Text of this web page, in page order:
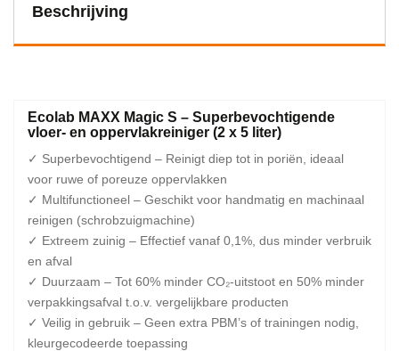
Beschrijving
Ecolab MAXX Magic S – Superbevochtigende
vloer- en oppervlakreiniger (2 x 5 liter)
✓ Superbevochtigend – Reinigt diep tot in poriën, ideaal
voor ruwe of poreuze oppervlakken
✓ Multifunctioneel – Geschikt voor handmatig en machinaal
reinigen (schrobzuigmachine)
✓ Extreem zuinig – Effectief vanaf 0,1%, dus minder verbruik
en afval
✓ Duurzaam – Tot 60% minder CO₂-uitstoot en 50% minder
verpakkingsafval t.o.v. vergelijkbare producten
✓ Veilig in gebruik – Geen extra PBM’s of trainingen nodig,
kleurgecodeerde toepassing